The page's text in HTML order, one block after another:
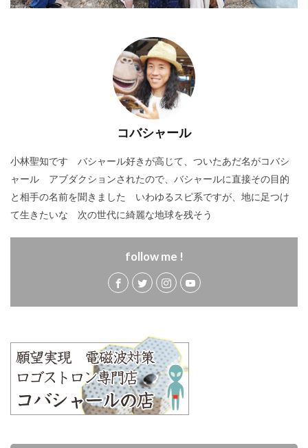
コバシャール
小林聖知です バシャール好きが高じて、ついたあだ名がコバシ
ャール アブダクションされたので、バシャールに直接その目的
と相手の名前を聞きました いわゆるスピ系ですが、地に足つけ
て生きたいな 次の世代に綺麗な地球を残そう
follow me !